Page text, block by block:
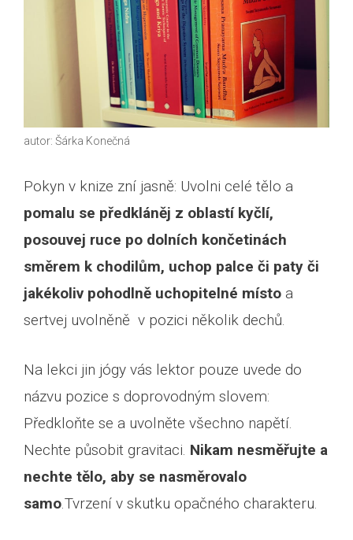
autor: Šárka Konečná
Pokyn v knize zní jasně: Uvolni celé tělo a
pomalu se předkláněj z oblastí kyčlí,
posouvej ruce po dolních končetinách
směrem k chodilům, uchop palce či paty či
jakékoliv pohodlně uchopitelné místo a
sertvej uvolněně v pozici několik dechů.
Na lekci jin jógy vás lektor pouze uvede do
názvu pozice s doprovodným slovem:
Předkloňte se a uvolněte všechno napětí.
Nechte působit gravitaci. Nikam nesměřujte a
nechte tělo, aby se nasměrovalo
samo.Tvrzení v skutku opačného charakteru.